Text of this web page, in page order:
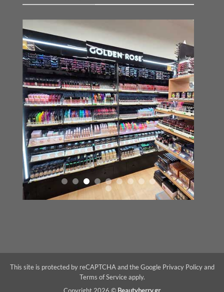
This site is protected by reCAPTCHA and the Google Privacy Policyand
Terms of Serviceapply.